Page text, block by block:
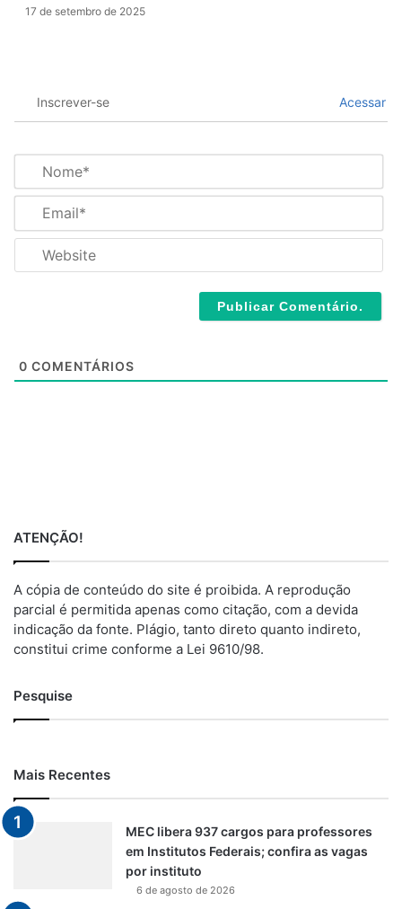
17 de setembro de 2025
Inscrever-se Acessar
m
*a
l
0 COMENTÁRIOS
ATENÇÃO!
A cópia de conteúdo do site é proibida. A reprodução
parcial é permitida apenas como citação, com a devida
indicação da fonte. Plágio, tanto direto quanto indireto,
constitui crime conforme a Lei 9610/98.
Pesquise
Mais Recentes
MEC libera 937 cargos para professores
em Institutos Federais; confira as vagas
por instituto
6 de agosto de 2026